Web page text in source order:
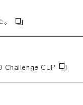
Challenge CUP